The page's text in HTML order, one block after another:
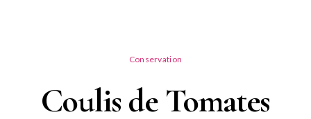
Conservation
Coulis de Tomates